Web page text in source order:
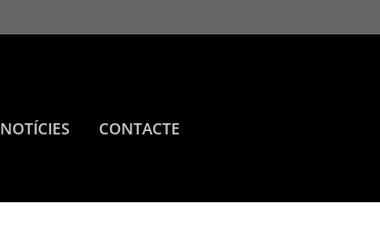
NOTÍCIES CONTACTE